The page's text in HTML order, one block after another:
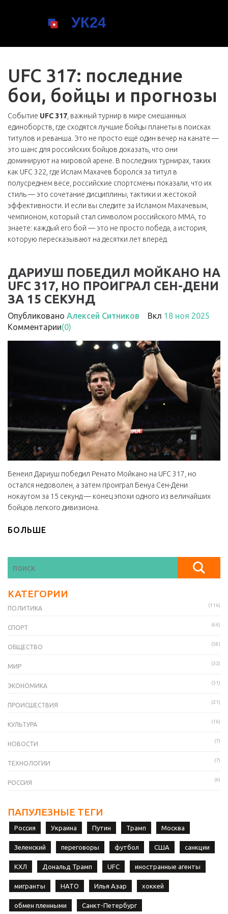
UFC 317: последние
бои, бойцы и прогнозы
Событие UFC 317 важный турнир в мире смешанных
единоборств, где сходятся лучшие бойцы планеты в поисках
титулов и реванша. Это не просто ещё один вечер на канате —
это шанс для российских бойцов доказать, что они
доминируют на мировой арене. В последних турнирах, таких
как UFC 322 где Ислам Махачев боролся за титул в
полусреднем весе , российские спортсмены показали, что их
стиль — это сочетание дисциплины, тактики и жестокой
эффективности. И если вы следите за Исламом Махачевым
чемпионом, который стал символом российского MMA , то
знаете: каждый его бой — это не просто победа, а история,
которую пересказывают на десятки лет вперёд.
ДАРИУШ ПОБЕДИЛ МОЙКАНО НА
UFC 317, НО ПРОИГРАЛ СЕН-ДЕНИ
ЗА 15 СЕКУНД
Опубликовано Алексей Ситников Вкл 18 ноя 2025
Комментарии(0)
Бенеил Дариуш победил Ренато Мойкано на UFC 317, но
остался недоволен, а затем проиграл Бенуа Сен-Дени
нокаутом за 15 секунд — конец эпохи одного из величайших
бойцов легкого дивизиона.
БОЛЬШЕ
КАТЕГОРИИ
ПОЛИТИКА (116)
СПОРТ (66)
ОБЩЕСТВО (58)
МИР (32)
ЭКОНОМИКА (31)
ПРОИСШЕСТВИЯ (21)
КУЛЬТУРА (16)
НОВОСТИ (7)
ТЕХНОЛОГИИ (7)
РОССИЯ (6)
ПАПУЛЕЗНЫЕ ТЕГИ
Россия Украина Путин Трамп Москва
Зеленский переговоры футбол США санкции
КХЛ Дональд Трамп UFC иностранные агенты
мигранты НАТО Илья Азар хоккей
обмен пленными Санкт-Петербург